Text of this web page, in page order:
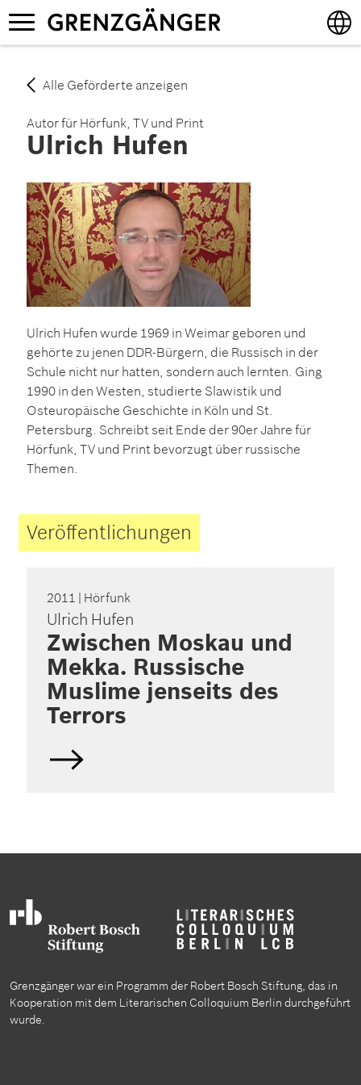
Direkt
zum
Inhalt
Navigation
aktivieren/deaktivieren
Alle Geförderte anzeigen
Autor für Hörfunk, TV und Print
Ulrich Hufen
Ulrich Hufen wurde 1969 in Weimar geboren und
gehörte zu jenen DDR-Bürgern, die Russisch in der
Schule nicht nur hatten, sondern auch lernten. Ging
1990 in den Westen, studierte Slawistik und
Osteuropäische Geschichte in Köln und St.
Petersburg. Schreibt seit Ende der 90er Jahre für
Hörfunk, TV und Print bevorzugt über russische
Themen.
Veröffentlichungen
2011 | Hörfunk
Ulrich Hufen
Zwischen Moskau und
Mekka. Russische
Muslime jenseits des
Terrors
Grenzgänger war ein Programm der Robert Bosch Stiftung, das in
Kooperation mit dem Literarischen Colloquium Berlin durchgeführt
wurde.